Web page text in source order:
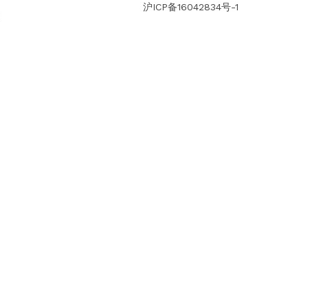
沪ICP备16042834号-1